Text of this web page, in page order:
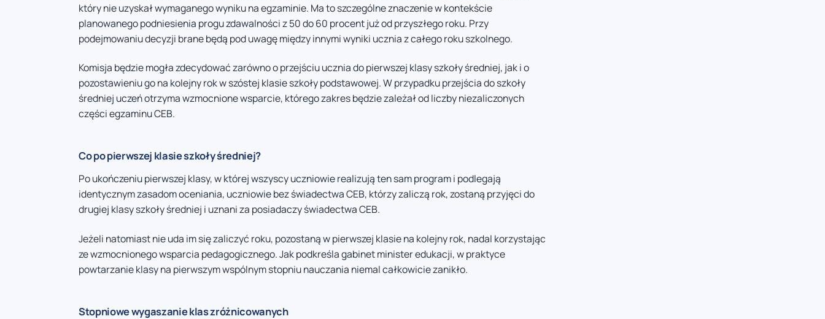
który nie uzyskał wymaganego wyniku na egzaminie. Ma to szczególne znaczenie w kontekście
planowanego podniesienia progu zdawalności z 50 do 60 procent już od przyszłego roku. Przy
podejmowaniu decyzji brane będą pod uwagę między innymi wyniki ucznia z całego roku szkolnego.
Komisja będzie mogła zdecydować zarówno o przejściu ucznia do pierwszej klasy szkoły średniej, jak i o
pozostawieniu go na kolejny rok w szóstej klasie szkoły podstawowej. W przypadku przejścia do szkoły
średniej uczeń otrzyma wzmocnione wsparcie, którego zakres będzie zależał od liczby niezaliczonych
części egzaminu CEB.
Co po pierwszej klasie szkoły średniej?
Po ukończeniu pierwszej klasy, w której wszyscy uczniowie realizują ten sam program i podlegają
identycznym zasadom oceniania, uczniowie bez świadectwa CEB, którzy zaliczą rok, zostaną przyjęci do
drugiej klasy szkoły średniej i uznani za posiadaczy świadectwa CEB.
Jeżeli natomiast nie uda im się zaliczyć roku, pozostaną w pierwszej klasie na kolejny rok, nadal korzystając
ze wzmocnionego wsparcia pedagogicznego. Jak podkreśla gabinet minister edukacji, w praktyce
powtarzanie klasy na pierwszym wspólnym stopniu nauczania niemal całkowicie zanikło.
Stopniowe wygaszanie klas zróżnicowanych